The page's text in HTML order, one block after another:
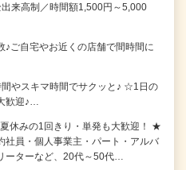
来高制／時間額1,500円～5,000
自宅やお近くの店舗で間時間に
やスキマ時間でサクッと♪ ☆1日の
歓迎♪…
休みの1回きり・単発も大歓迎！ ★
社員・個人事業主・パート・アルバ
ーターなど、20代～50代…